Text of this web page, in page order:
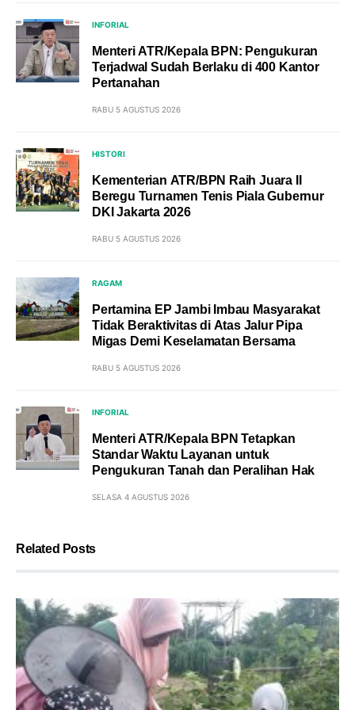
INFORIAL
Menteri ATR/Kepala BPN: Pengukuran
Terjadwal Sudah Berlaku di 400 Kantor
Pertanahan
RABU 5 AGUSTUS 2026
HISTORI
Kementerian ATR/BPN Raih Juara II
Beregu Turnamen Tenis Piala Gubernur
DKI Jakarta 2026
RABU 5 AGUSTUS 2026
RAGAM
Pertamina EP Jambi Imbau Masyarakat
Tidak Beraktivitas di Atas Jalur Pipa
Migas Demi Keselamatan Bersama
RABU 5 AGUSTUS 2026
INFORIAL
Menteri ATR/Kepala BPN Tetapkan
Standar Waktu Layanan untuk
Pengukuran Tanah dan Peralihan Hak
SELASA 4 AGUSTUS 2026
Related Posts